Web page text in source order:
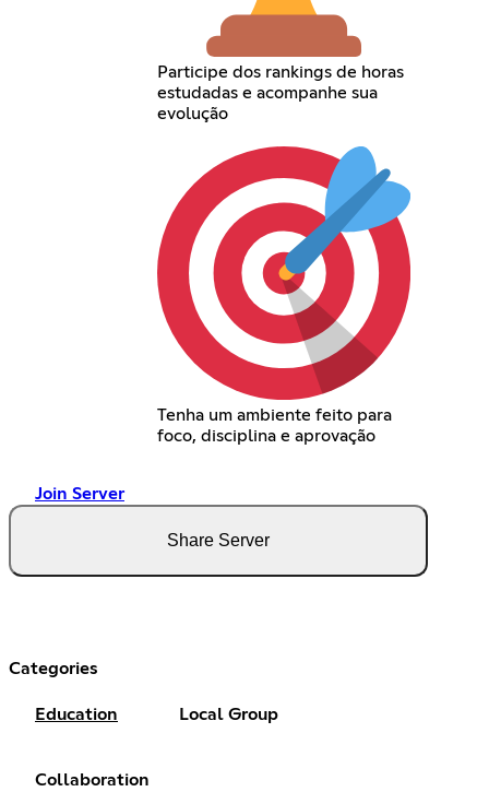
Participe dos rankings de horas
estudadas e acompanhe sua
evolução
Tenha um ambiente feito para
foco, disciplina e aprovação
Join Server
Share Server
Categories
Education Local Group
Collaboration